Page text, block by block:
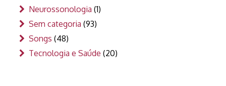
Neurossonologia (1)
Sem categoria (93)
Songs (48)
Tecnologia e Saúde (20)